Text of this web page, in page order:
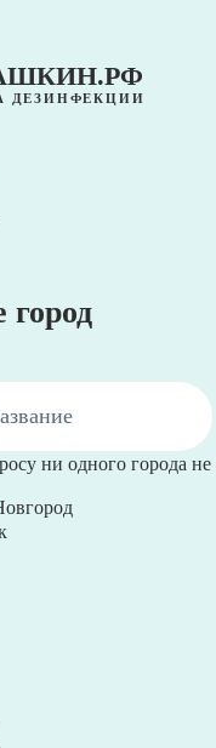
ДЕЗИНФЕКЦИИ
город
ни одного города